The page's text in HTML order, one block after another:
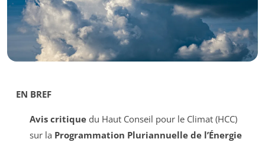
EN BREF
Avis critiquedu Haut Conseil pour le Climat (HCC)
sur la Programmation Pluriannuelle de l’Énergie